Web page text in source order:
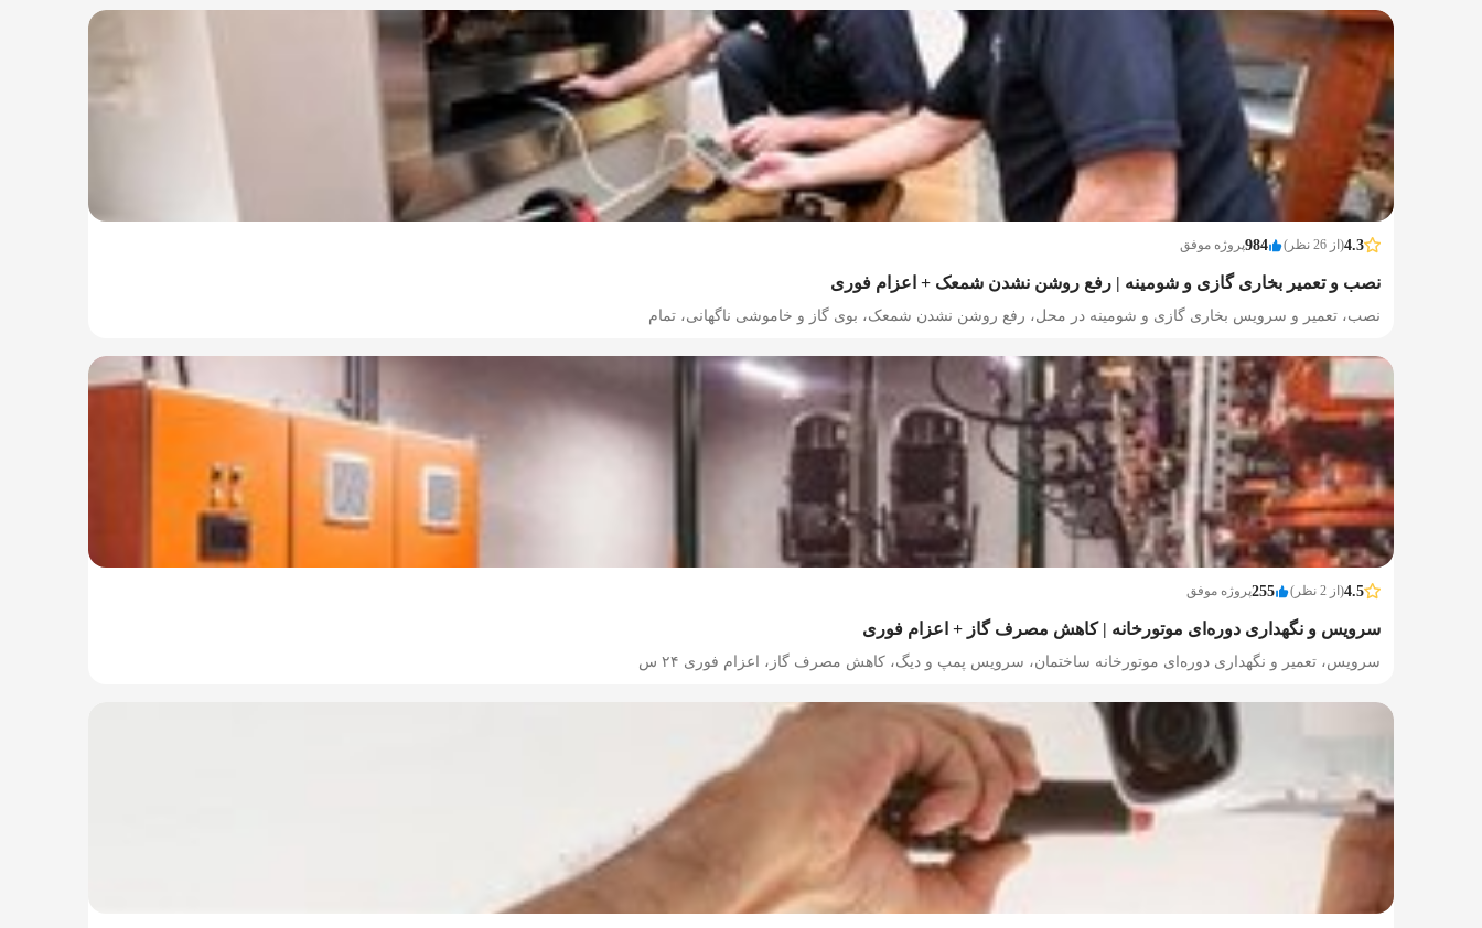
4.3(از 26 نظر) 984پروژه موفق
نصب و تعمیر بخاری گازی و شومینه | رفع روشن نشدن شمعک + اعزام فوری
نصب، تعمیر و سرویس بخاری گازی و شومینه در محل، رفع روشن نشدن شمعک، بوی گاز و خاموشی ناگهانی، تمام
4.5(از 2 نظر) 255پروژه موفق
سرویس و نگهداری دوره‌ای موتورخانه | کاهش مصرف گاز + اعزام فوری
سرویس، تعمیر و نگهداری دوره‌ای موتورخانه ساختمان، سرویس پمپ و دیگ، کاهش مصرف گاز، اعزام فوری ۲۴ س